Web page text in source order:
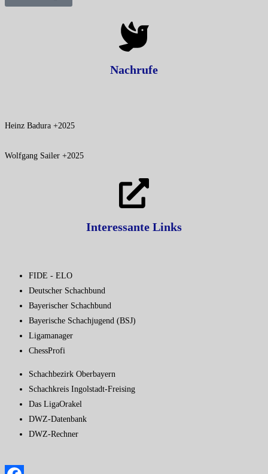
Nachrufe
Heinz Badura +2025
Wolfgang Sailer +2025
Interessante Links
FIDE - ELO
Deutscher Schachbund
Bayerischer Schachbund
Bayerische Schachjugend (BSJ)
Ligamanager
ChessProfi
Schachbezirk Oberbayern
Schachkreis Ingolstadt-Freising
Das LigaOrakel
DWZ-Datenbank
DWZ-Rechner